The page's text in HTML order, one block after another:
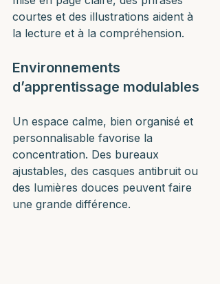
courtes et des illustrations aident à
la lecture et à la compréhension.
Environnements
d’apprentissage modulables
Un espace calme, bien organisé et
personnalisable favorise la
concentration. Des bureaux
ajustables, des casques antibruit ou
des lumières douces peuvent faire
une grande différence.